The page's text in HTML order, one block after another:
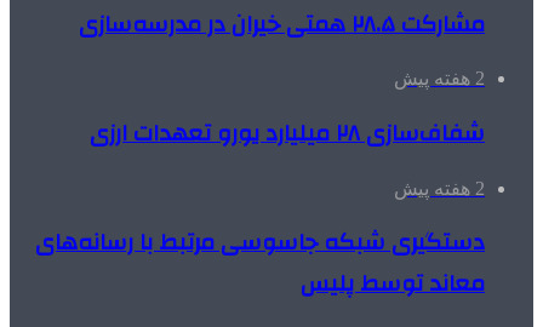
مشارکت ۲۸.۵ همتی خیران در مدرسه‌سازی
2 هفته پیش
شفاف‌سازی ۲۸ میلیارد یورو تعهدات ارزی
2 هفته پیش
دستگیری شبکه جاسوسی مرتبط با رسانه‌های
معاند توسط پلیس